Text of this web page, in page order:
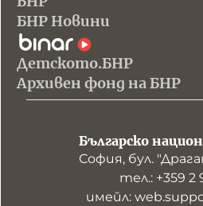
БНР Новини
Детското.БНР
Архивен фонд на БНР
Българско
София, бул.
тел.: +359 2
имейл: